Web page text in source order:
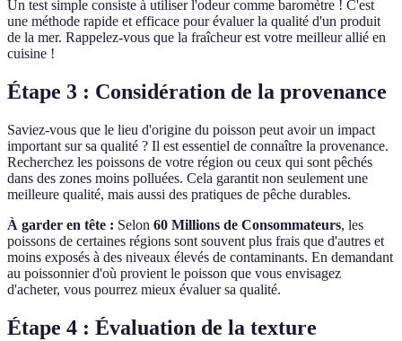
Un test simple consiste à utiliser l'odeur comme baromètre ! C'est
une méthode rapide et efficace pour évaluer la qualité d'un produit
de la mer. Rappelez-vous que la fraîcheur est votre meilleur allié en
cuisine !
Étape 3 : Considération de la provenance
Saviez-vous que le lieu d'origine du poisson peut avoir un impact
important sur sa qualité ? Il est essentiel de connaître la provenance.
Recherchez les poissons de votre région ou ceux qui sont pêchés
dans des zones moins polluées. Cela garantit non seulement une
meilleure qualité, mais aussi des pratiques de pêche durables.
À garder en tête : Selon 60 Millions de Consommateurs, les
poissons de certaines régions sont souvent plus frais que d'autres et
moins exposés à des niveaux élevés de contaminants. En demandant
au poissonnier d'où provient le poisson que vous envisagez
d'acheter, vous pourrez mieux évaluer sa qualité.
Étape 4 : Évaluation de la texture